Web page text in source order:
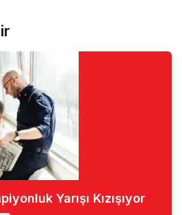
Yarışı Kızışıyor